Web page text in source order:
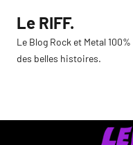
contenu
Le RIFF.
Le Blog Rock et Metal
des belles histoires.